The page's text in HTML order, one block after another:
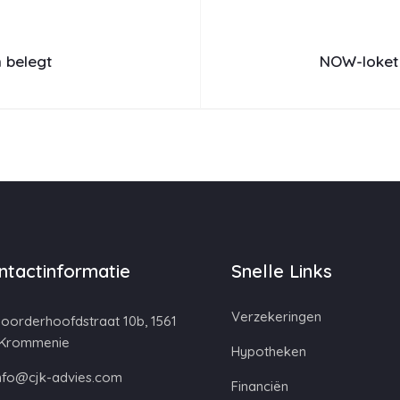
belegt NOW-
10b, 1561
advies.com
Snelle Links
Verzekeringen
Hypotheken
Financiën